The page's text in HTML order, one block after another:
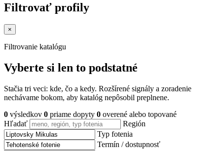
Filtrovať profily
×
Filtrovanie katalógu
Vyberte si len to podstatné
Stačia tri veci: kde, čo a kedy. Rozšírené signály a zoradenie
nechávame bokom, aby katalóg nepôsobil preplnene.
0 výsledkov 0 priame dopyty 0 overené alebo topované
Hľadať
Región
Typ fotenia
Termín / dostupnosť